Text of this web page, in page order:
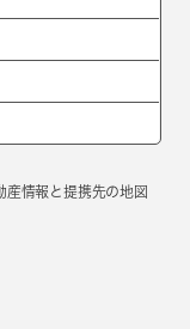
情報と提携先の地図